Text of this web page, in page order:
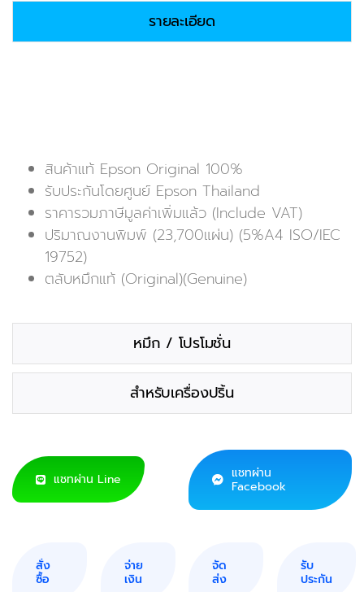
รายละเอียด
สินค้าแท้ Epson Original 100%
รับประกันโดยศูนย์ Epson Thailand
ราคารวมภาษีมูลค่าเพิ่มแล้ว (Include VAT)
ปริมาณงานพิมพ์ (23,700แผ่น) (5%A4 ISO/IEC
19752)
ตลับหมึกแท้ (Original)(Genuine)
หมึก / โปรโมชั่น
สำหรับเครื่องปริ้น
แชทผ่าน Line
แชทผ่าน
Facebook
สั่ง
ซื้อ
จ่าย
เงิน
จัด
ส่ง
รับ
ประกัน